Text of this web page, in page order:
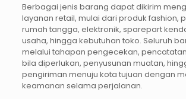
Berbagai jenis barang dapat dikirim
layanan retail, mulai dari produk fashion,
rumah tangga, elektronik, sparepart
usaha, hingga kebutuhan toko. Seluruh
melalui tahapan pengecekan,
bila diperlukan, penyusunan muatan,
pengiriman menuju kota tujuan dengan
keamanan selama perjalanan.